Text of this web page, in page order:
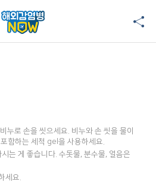
누로 손을 씻으세요. 비누와 손 씻을 물이
함하는 세척 gel을 사용하세요.
는 게 좋습니다. 수돗물, 분수물, 얼음은
세요.